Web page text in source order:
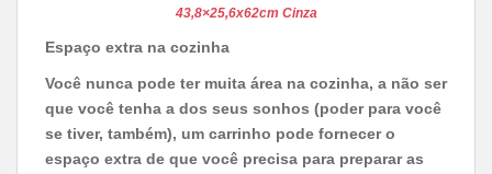
43,8×25,6x62cm Cinza
Espaço extra na cozinha
Você nunca pode ter muita área na cozinha, a não ser
que você tenha a dos seus sonhos (poder para você
se tiver, também), um carrinho pode fornecer o
espaço extra de que você precisa para preparar as